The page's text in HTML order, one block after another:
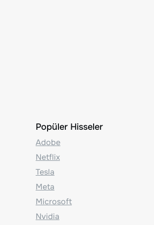
Popüler Hisseler
Adobe
Netflix
Tesla
Meta
Microsoft
Nvidia